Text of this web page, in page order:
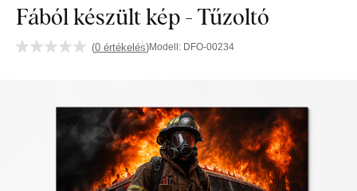
Fából készült kép - Tűzoltó
(0 értékelés)Modell: DFO-00234